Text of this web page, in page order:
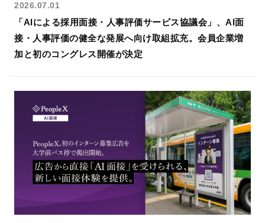
2026.07.01
「AIによる採⽤⾯接・⼈事評価サービス協議会」、AI面
接・人事評価の健全な発展へ向け取組拡充。会員企業増
加と初のコングレス開催が決定